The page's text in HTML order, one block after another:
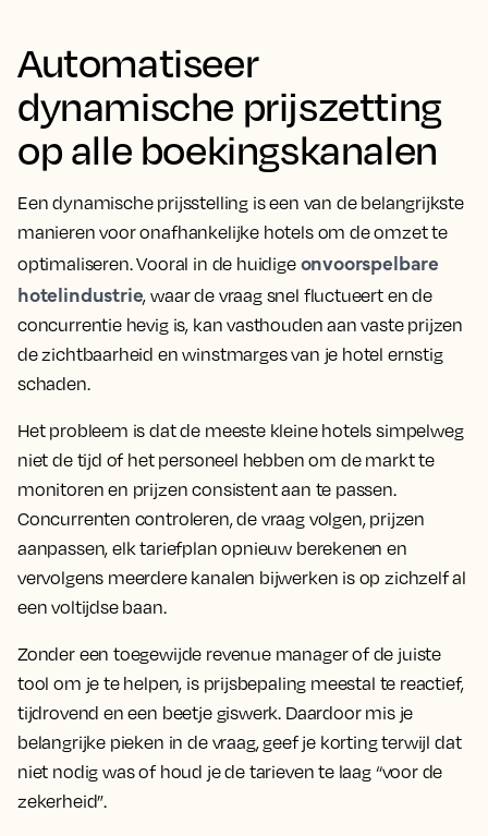
Automatiseer
dynamische prijszetting
op alle boekingskanalen
Een dynamische prijsstelling is een van de belangrijkste
manieren voor onafhankelijke hotels om de omzet te
optimaliseren. Vooral in de huidige onvoorspelbare
hotelindustrie, waar de vraag snel fluctueert en de
concurrentie hevig is, kan vasthouden aan vaste prijzen
de zichtbaarheid en winstmarges van je hotel ernstig
schaden.
Het probleem is dat de meeste kleine hotels simpelweg
niet de tijd of het personeel hebben om de markt te
monitoren en prijzen consistent aan te passen.
Concurrenten controleren, de vraag volgen, prijzen
aanpassen, elk tariefplan opnieuw berekenen en
vervolgens meerdere kanalen bijwerken is op zichzelf al
een voltijdse baan.
Zonder een toegewijde revenue manager of de juiste
tool om je te helpen, is prijsbepaling meestal te reactief,
tijdrovend en een beetje giswerk. Daardoor mis je
belangrijke pieken in de vraag, geef je korting terwijl dat
niet nodig was of houd je de tarieven te laag “voor de
zekerheid”.